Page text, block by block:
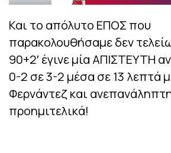
Και το απόλυτο ΕΠΟΣ που
παρακολουθήσαμε δεν
90+2′ έγινε μία ΑΠΙΣΤΕΥΤΗ
0-2 σε 3-2 μέσα σε 13 λεπτά
Φερνάντεζ και
προημιτελικά!